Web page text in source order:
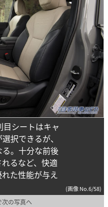
シートはキャ
択できるが、
。十分な前後
るなど、快適
た性能が与え
(画像 No.6/58)
次の写真へ